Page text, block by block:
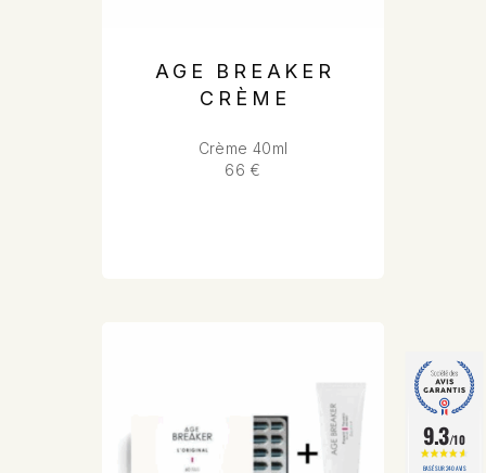
AGE BREAKER
CRÈME
Crème 40ml
66 €
9.3/10
BASÉ SUR 240 AVIS